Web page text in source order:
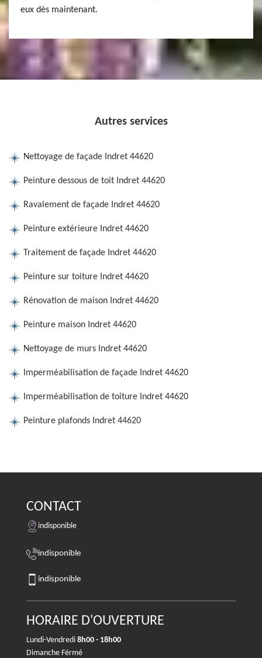
eux dès maintenant.
Autres services
Nettoyage de façade Indret 44620
Peinture dessous de toit Indret 44620
Ravalement de façade Indret 44620
Peinture extérieure Indret 44620
Traitement de façade Indret 44620
Peinture sur toiture Indret 44620
Rénovation de maison Indret 44620
Peinture maison Indret 44620
Nettoyage de murs Indret 44620
Imperméabilisation de façade Indret 44620
Imperméabilisation de toiture Indret 44620
Peinture plafonds Indret 44620
CONTACT
indisponible
indisponible
indisponible
HORAIRE D'OUVERTURE
Lundi-Vendredi 8h00 - 18h00
Dimanche Férmé